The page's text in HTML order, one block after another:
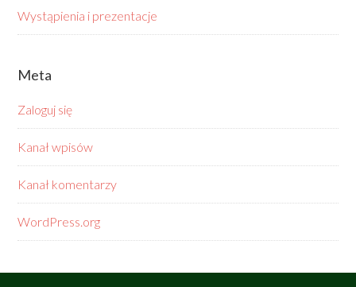
Wystąpienia i prezentacje
Meta
Zaloguj się
Kanał wpisów
Kanał komentarzy
WordPress.org